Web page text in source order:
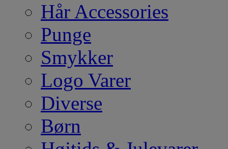
Hår Accessories
Punge
Smykker
Logo Varer
Diverse
Børn